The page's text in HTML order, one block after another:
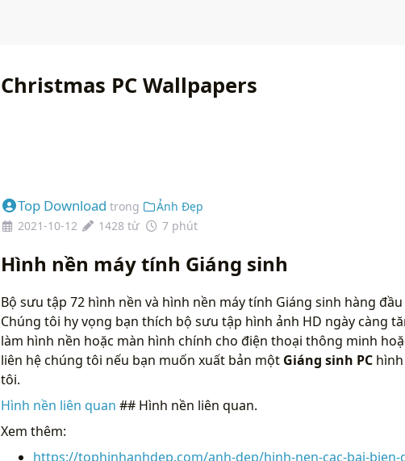
Christmas PC Wallpapers
Top Download trong
Ảnh Đẹp
2021-10-12
1428 từ 7 phút
Hình nền máy tính Giáng sinh
Bộ sưu tập 72 hình nền và hình nền máy tính Giáng sinh hàng
Chúng tôi hy vọng bạn thích bộ sưu tập hình ảnh HD ngày càng
làm hình nền hoặc màn hình chính cho điện thoại thông minh
liên hệ chúng tôi nếu bạn muốn xuất bản một Giáng sinh PChình
tôi.
Hình nền liên quan ## Hình nền liên quan.
Xem thêm:
https://tophinhanhdep.com/anh-dep/hinh-nen-cac-bai-bien-